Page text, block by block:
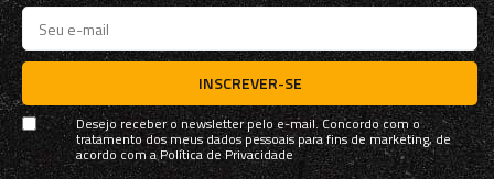
INSCREVER-SE
Desejo receber o newsletter pelo e-mail. Concordo com o
tratamento dos meus dados pessoais para fins de marketing, de
acordo com aPolítica de Privacidade